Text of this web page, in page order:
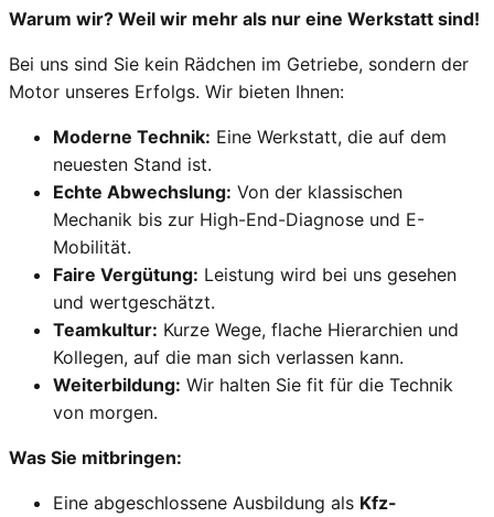
Warum wir? Weil wir mehr als nur eine Werkstatt sind!
Bei uns sind Sie kein Rädchen im Getriebe, sondern der
Motor unseres Erfolgs. Wir bieten Ihnen:
Moderne Technik: Eine Werkstatt, die auf dem
neuesten Stand ist.
Echte Abwechslung: Von der klassischen
Mechanik bis zur High-End-Diagnose und E-
Mobilität.
Faire Vergütung: Leistung wird bei uns gesehen
und wertgeschätzt.
Teamkultur: Kurze Wege, flache Hierarchien und
Kollegen, auf die man sich verlassen kann.
Weiterbildung: Wir halten Sie fit für die Technik
von morgen.
Was Sie mitbringen:
Eine abgeschlossene Ausbildung als Kfz-